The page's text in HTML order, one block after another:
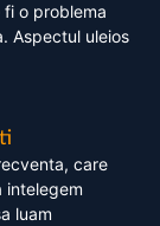
o problema
Aspectul uleios
care
intelegem
luam